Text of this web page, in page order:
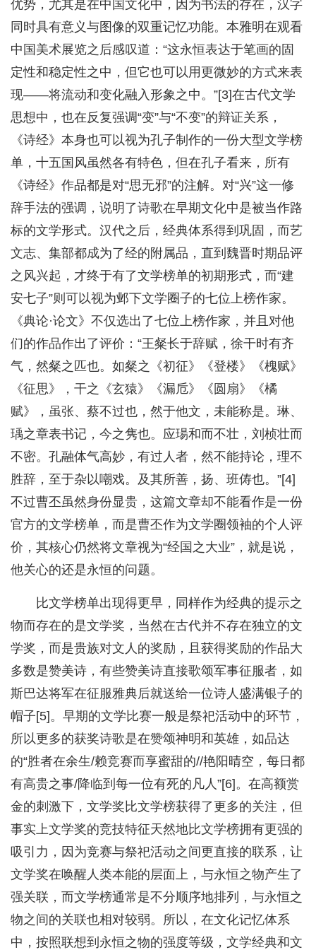
优势，尤其是在中国文化中，因为书法的存在，汉字
同时具有意义与图像的双重记忆功能。本雅明在观看
中国美术展览之后感叹道：“这永恒表达于笔画的固
定性和稳定性之中，但它也可以用更微妙的方式来表
现——将流动和变化融入形象之中。”[3]在古代文学
思想中，也在反复强调“变”与“不变”的辩证关系，
《诗经》本身也可以视为孔子制作的一份大型文学榜
单，十五国风虽然各有特色，但在孔子看来，所有
《诗经》作品都是对“思无邪”的注解。对“兴”这一修
辞手法的强调，说明了诗歌在早期文化中是被当作路
标的文学形式。汉代之后，经典体系得到巩固，而艺
文志、集部都成为了经的附属品，直到魏晋时期品评
之风兴起，才终于有了文学榜单的初期形式，而“建
安七子”则可以视为邺下文学圈子的七位上榜作家。
《典论·论文》不仅选出了七位上榜作家，并且对他
们的作品作出了评价：“王粲长于辞赋，徐干时有齐
气，然粲之匹也。如粲之《初征》《登楼》《槐赋》
《征思》，干之《玄猿》《漏卮》《圆扇》《橘
赋》，虽张、蔡不过也，然于他文，未能称是。琳、
瑀之章表书记，今之隽也。应瑒和而不壮，刘桢壮而
不密。孔融体气高妙，有过人者，然不能持论，理不
胜辞，至于杂以嘲戏。及其所善，扬、班俦也。”[4]
不过曹丕虽然身份显贵，这篇文章却不能看作是一份
官方的文学榜单，而是曹丕作为文学圈领袖的个人评
价，其核心仍然将文章视为“经国之大业”，就是说，
他关心的还是永恒的问题。
比文学榜单出现得更早，同样作为经典的提示之
物而存在的是文学奖，当然在古代并不存在独立的文
学奖，而是贵族对文人的奖励，且获得奖励的作品大
多数是赞美诗，有些赞美诗直接歌颂军事征服者，如
斯巴达将军在征服雅典后就送给一位诗人盛满银子的
帽子[5]。早期的文学比赛一般是祭祀活动中的环节，
所以更多的获奖诗歌是在赞颂神明和英雄，如品达
的“胜者在余生/赖竞赛而享蜜甜的//艳阳晴空，每日都
有高贵之事/降临到每一位有死的凡人”[6]。在高额赏
金的刺激下，文学奖比文学榜获得了更多的关注，但
事实上文学奖的竞技特征天然地比文学榜拥有更强的
吸引力，因为竞赛与祭祀活动之间更直接的联系，让
文学奖在唤醒人类本能的层面上，与永恒之物产生了
强关联，而文学榜通常是不分顺序地排列，与永恒之
物之间的关联也相对较弱。所以，在文化记忆体系
中，按照联想到永恒之物的强度等级，文学经典和文